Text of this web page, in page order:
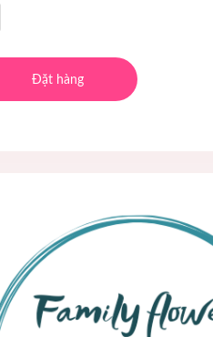
Đặt hàng